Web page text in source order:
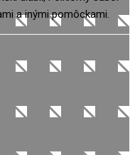
a inými pomôckami.